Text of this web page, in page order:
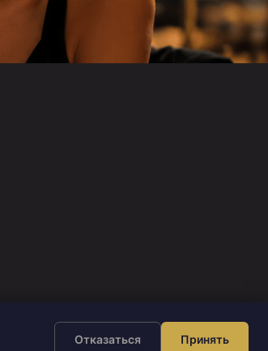
Отказаться Принять